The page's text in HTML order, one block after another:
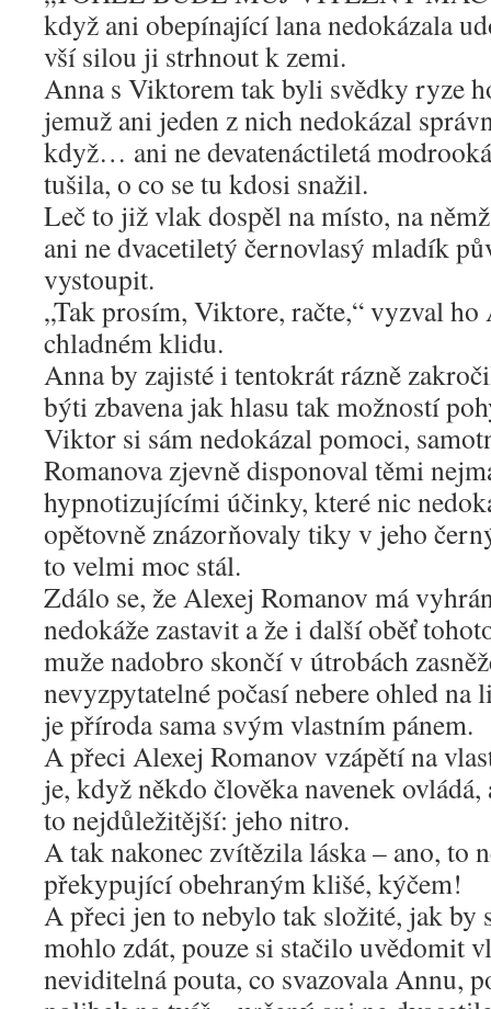
když ani obepínající lana nedokázala
vší silou ji strhnout k zemi.
Anna s Viktorem tak byli svědky ryze
jemuž ani jeden z nich nedokázal
když… ani ne devatenáctiletá
tušila, o co se tu kdosi snažil.
Leč to již vlak dospěl na místo, na
ani ne dvacetiletý černovlasý mladík
vystoupit.
„Tak prosím, Viktore, račte,“ vyzval
chladném klidu.
Anna by zajisté i tentokrát rázně
býti zbavena jak hlasu tak možností
Viktor si sám nedokázal pomoci,
Romanova zjevně disponoval těmi
hypnotizujícími účinky, které nic
opětovně znázorňovaly tiky v jeho
to velmi moc stál.
Zdálo se, že Alexej Romanov má
nedokáže zastavit a že i další oběť
muže nadobro skončí v útrobách
nevyzpytatelné počasí nebere ohled na
je příroda sama svým vlastním pánem.
A přeci Alexej Romanov vzápětí na
je, když někdo člověka navenek
to nejdůležitější: jeho nitro.
A tak nakonec zvítězila láska – ano, to
překypující obehraným klišé, kýčem!
A přeci jen to nebylo tak složité, jak by
mohlo zdát, pouze si stačilo uvědomit
neviditelná pouta, co svazovala Annu,